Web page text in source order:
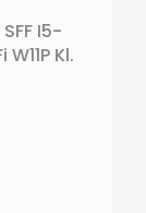
I5-
Kl.